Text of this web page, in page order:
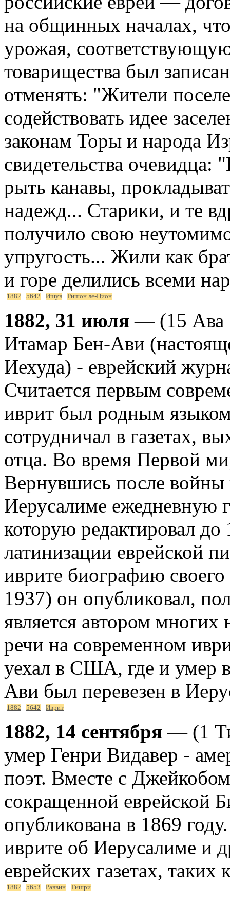
на общинных началах,
урожая,
товарищества был
отменять: "Жители
содействовать идее
законам Торы и народа
свидетельства
рыть канавы,
надежд... Старики, и те
получило свою
упругость... Жили как
и горе делились всеми
1882 5642 Ишув Ришон ле-Цион
1882, 31 июля — (15 Ава
Итамар Бен-Ави
Иехуда) - еврейский
Считается первым
иврит был родным
сотрудничал в газетах,
отца. Во время Первой
Вернувшись после войны
Иерусалиме ежедневную
которую редактировал
латинизации еврейской
иврите биографию
1937) он опубликовал,
является автором
речи на современном
уехал в США, где и умер
Ави был перевезен в
1882 5642 Иврит
1882, 14 сентября — (1
умер Генри Видавер -
поэт. Вместе с
сокращенной еврейской
опубликована в 1869
иврите об Иерусалиме и
еврейских газетах, таких
1882 5653 Раввин Тишри